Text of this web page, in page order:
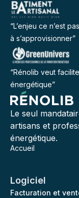
“L’enjeu ce n’est
à s’approvisionner”
“Rénolib veut
énergétique”
Le seul
artisans et
énergétique.
Accueil
Logiciel
Facturation et